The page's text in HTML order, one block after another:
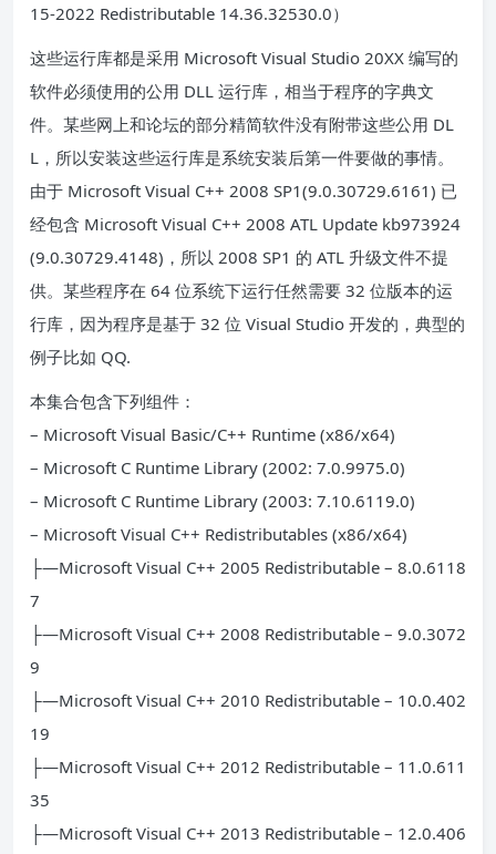
这些运行库都是采用 Microsoft Visual Studio 20XX 编写的
软件必须使用的公用 DLL 运行库，相当于程序的字典文
件。某些网上和论坛的部分精简软件没有附带这些公用 DL
L，所以安装这些运行库是系统安装后第一件要做的事情。
由于 Microsoft Visual C++ 2008 SP1(9.0.30729.6161) 已
经包含 Microsoft Visual C++ 2008 ATL Update kb973924
(9.0.30729.4148)，所以 2008 SP1 的 ATL 升级文件不提
供。某些程序在 64 位系统下运行任然需要 32 位版本的运
行库，因为程序是基于 32 位 Visual Studio 开发的，典型的
例子比如 QQ.
本集合包含下列组件：
– Microsoft Visual Basic/C++ Runtime (x86/x64)
– Microsoft C Runtime Library (2002: 7.0.9975.0)
– Microsoft C Runtime Library (2003: 7.10.6119.0)
– Microsoft Visual C++ Redistributables (x86/x64)
├—Microsoft Visual C++ 2005 Redistributable – 8.0.6118
7
├—Microsoft Visual C++ 2008 Redistributable – 9.0.3072
9
├—Microsoft Visual C++ 2010 Redistributable – 10.0.402
19
├—Microsoft Visual C++ 2012 Redistributable – 11.0.611
35
├—Microsoft Visual C++ 2013 Redistributable – 12.0.406